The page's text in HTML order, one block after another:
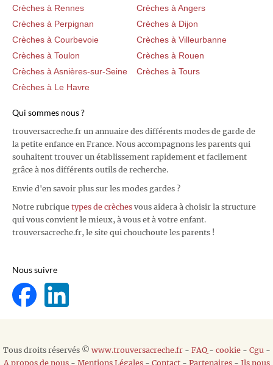
Crèches à Rennes
Crèches à Angers
Crèches à Perpignan
Crèches à Dijon
Crèches à Courbevoie
Crèches à Villeurbanne
Crèches à Toulon
Crèches à Rouen
Crèches à Asnières-sur-Seine
Crèches à Tours
Crèches à Le Havre
Qui sommes nous ?
trouversacreche.fr un annuaire des différents modes de garde de
la petite enfance en France. Nous accompagnons les parents qui
souhaitent trouver un établissement rapidement et facilement
grâce à nos différents outils de recherche.
Envie d'en savoir plus sur les modes gardes ?
Notre rubrique types de crèches vous aidera à choisir la structure
qui vous convient le mieux, à vous et à votre enfant.
trouversacreche.fr, le site qui chouchoute les parents !
Nous suivre
Tous droits réservés © www.trouversacreche.fr- FAQ- cookie- Cgu -
A propos de nous- Mentions Légales- Contact- Partenaires- Ils nous